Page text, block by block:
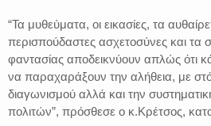
“Τα μυθεύματα, οι εικασίες, τα
περισπούδαστες ασχετοσύνες και τα
φαντασίας αποδεικνύουν απλώς ότι
να παραχαράξουν την αλήθεια, με
διαγωνισμού αλλά και την
πολιτών”, πρόσθεσε ο κ.Κρέτσος,